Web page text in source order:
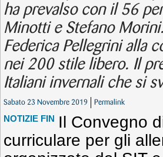
ha prevalso con il 56
Minotti e Stefano
Federica Pellegrini alla
nei 200 stile libero. Il
Italiani invernali che si
Sabato 23 Novembre 2019 Permalink
NOTIZIE FIN Il Convegno
curriculare per gli